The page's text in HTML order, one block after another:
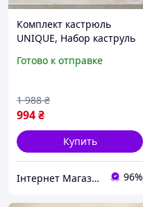
Комплект кастрюль
UNIQUE, Набор каструль
Набор практичных
Готово к отправке
994₴
1 988 ₴
Купить
Інтернет Магазин "Tano" 96%